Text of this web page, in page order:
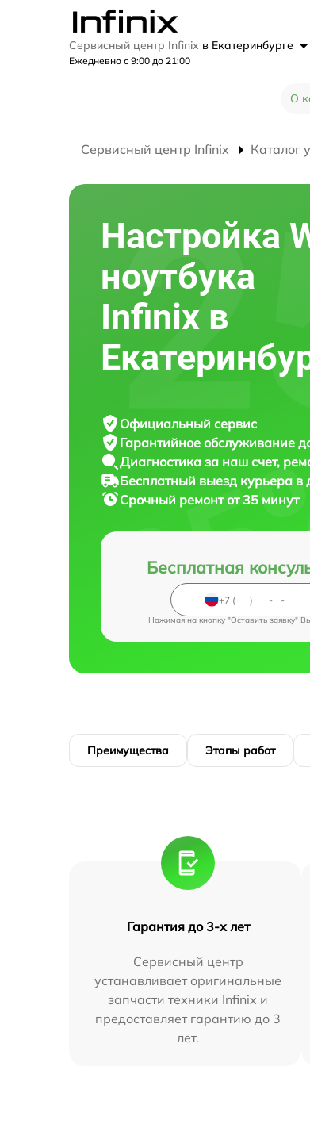
Сервисный центр Infinix в Екатеринбурге
Ежедневно с 9:00 до 21:00
О
Сервисный центр Infinix Каталог
Настройка
ноутбука
Infinix в
Официальный сервис
Гарантийное обслуживание
Диагностика за наш счет,
Бесплатный выезд курьера в
Срочный ремонтот 35 минут
Бесплатная
Нажимая на кнопку "Оставить заявку"
Преимущества Этапы работ
Гарантия до 3-х лет
Сервисный центр
устанавливает оригинальные
запчасти техники Infinix и
предоставляет гарантию до 3
лет.